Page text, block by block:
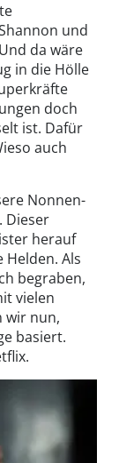
und
da wäre
in die Hölle
doch
ist. Dafür
auch
Nonnen-
Dieser
herauf
Helden. Als
begraben,
vielen
wir nun,
basiert.